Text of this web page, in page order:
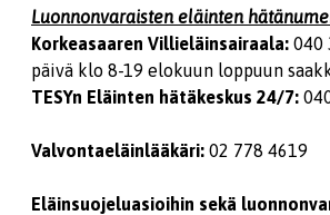
Luonnonvaraisten eläinten
Korkeasaaren Villieläinsairaala: 040
päivä klo 8-19 elokuun loppuun
TESYn Eläinten hätäkeskus 24/7:
Valvontaeläinlääkäri: 02 778 4619
Eläinsuojeluasioihin sekä